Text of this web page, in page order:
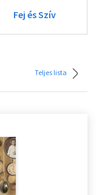
Fej és Szív
Teljes lista